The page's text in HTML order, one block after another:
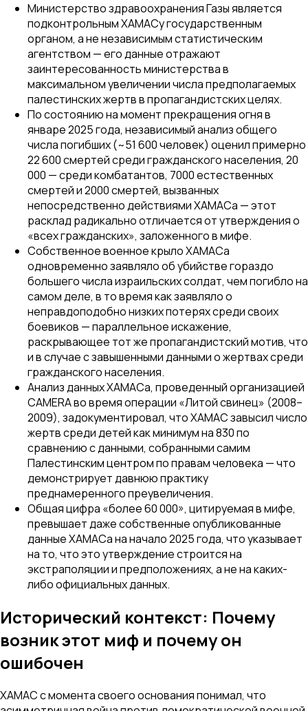
Министерство здравоохранения Газы является
подконтрольным ХАМАСу государственным
органом, а не независимым статистическим
агентством — его данные отражают
заинтересованность министерства в
максимальном увеличении числа предполагаемых
палестинских жертв в пропагандистских целях.
По состоянию на момент прекращения огня в
январе 2025 года, независимый анализ общего
числа погибших (~51 600 человек) оценил примерно
22 600 смертей среди гражданского населения, 20
000 — среди комбатантов, 7000 естественных
смертей и 2000 смертей, вызванных
непосредственно действиями ХАМАСа — этот
расклад радикально отличается от утверждения о
«всех гражданских», заложенного в мифе.
Собственное военное крыло ХАМАСа
одновременно заявляло об убийстве гораздо
большего числа израильских солдат, чем погибло на
самом деле, в то время как заявляло о
неправдоподобно низких потерях среди своих
боевиков — параллельное искажение,
раскрывающее тот же пропагандистский мотив, что
и в случае с завышенными данными о жертвах среди
гражданского населения.
Анализ данных ХАМАСа, проведенный организацией
CAMERA во время операции «Литой свинец» (2008–
2009), задокументировал, что ХАМАС завысил число
жертв среди детей как минимум на 830 по
сравнению с данными, собранными самим
Палестинским центром по правам человека — что
демонстрирует давнюю практику
преднамеренного преувеличения.
Общая цифра «более 60 000», цитируемая в мифе,
превышает даже собственные опубликованные
данные ХАМАСа на начало 2025 года, что указывает
на то, что это утверждение строится на
экстраполяции и предположениях, а не на каких-
либо официальных данных.
Исторический контекст: Почему
возник этот миф и почему он
ошибочен
ХАМАС с момента своего основания понимал, что